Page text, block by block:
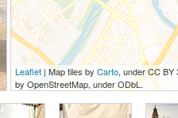
Leaflet | Map tiles by Carto, under CC BY
by OpenStreetMap, under ODbL.